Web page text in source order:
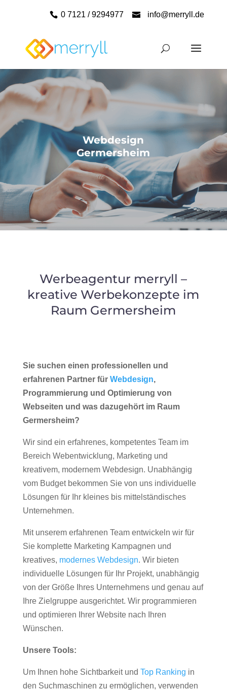
0 7121 / 9294977 info@merryll.de
Webdesign
Germersheim
Werbeagentur merryll –
kreative Werbekonzepte im
Raum Germersheim
Sie suchen einen professionellen und
erfahrenen Partner für Webdesign,
Programmierung und Optimierung von
Webseiten und was dazugehört im Raum
Germersheim?
Wir sind ein erfahrenes, kompetentes Team im
Bereich Webentwicklung, Marketing und
kreativem, modernem Webdesign. Unabhängig
vom Budget bekommen Sie von uns individuelle
Lösungen für Ihr kleines bis mittelständisches
Unternehmen.
Mit unserem erfahrenen Team entwickeln wir für
Sie komplette Marketing Kampagnen und
kreatives, modernes Webdesign. Wir bieten
individuelle Lösungen für Ihr Projekt, unabhängig
von der Größe Ihres Unternehmens und genau auf
Ihre Zielgruppe ausgerichtet. Wir programmieren
und optimieren Ihrer Website nach Ihren
Wünschen.
Unsere Tools:
Um Ihnen hohe Sichtbarkeit und Top Ranking in
den Suchmaschinen zu ermöglichen, verwenden